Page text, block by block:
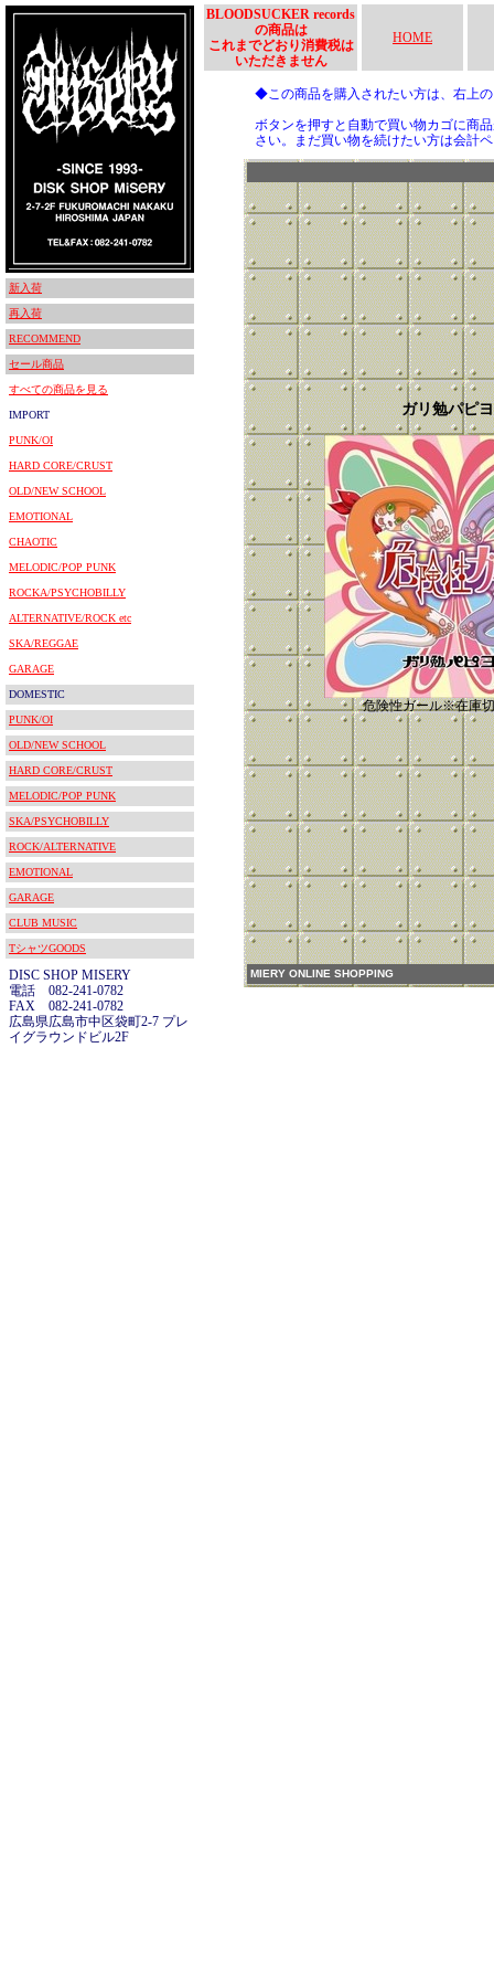
新入荷
再入荷
RECOMMEND
セール商品
すべての商品を見る
IMPORT
PUNK/OI
HARD CORE/CRUST
OLD/NEW SCHOOL
EMOTIONAL
CHAOTIC
MELODIC/POP PUNK
ROCKA/PSYCHOBILLY
ALTERNATIVE/ROCK etc
SKA/REGGAE
GARAGE
DOMESTIC
PUNK/OI
OLD/NEW SCHOOL
HARD CORE/CRUST
MELODIC/POP PUNK
SKA/PSYCHOBILLY
ROCK/ALTERNATIVE
EMOTIONAL
GARAGE
CLUB MUSIC
TシャツGOODS
DISC SHOP MISERY
電話 082-241-0782
FAX 082-241-0782
広島県広島市中区袋町2-7 プレ
イグラウンドビル2F
BLOODSUCKER records
の商品は
これまでどおり消費税は
いただきません
HOME
◆この商品を購入されたい方は、右上
ボタンを押すと自動で買い物カゴに商
さい。まだ買い物を続けたい方は会計
ガリ勉パピ
危険性ガール※在庫
MIERY ONLINE SHOPPING